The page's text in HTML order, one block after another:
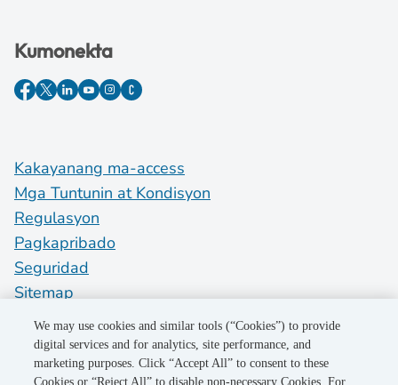
Kumonekta
Kakayanang ma-access
Mga Tuntunin at Kondisyon
Regulasyon
Pagkapribado
Seguridad
Sitemap
Do Not Sell My Personal Information
©2026 Pacific Gas and Electric Company
We may use cookies and similar tools (“Cookies”) to provide
digital services and for analytics, site performance, and
marketing purposes. Click “Accept All” to consent to these
Cookies or “Reject All” to disable non-necessary Cookies. For